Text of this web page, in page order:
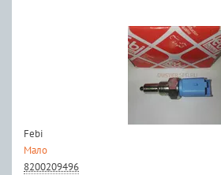
Febi
Мало
8200209496